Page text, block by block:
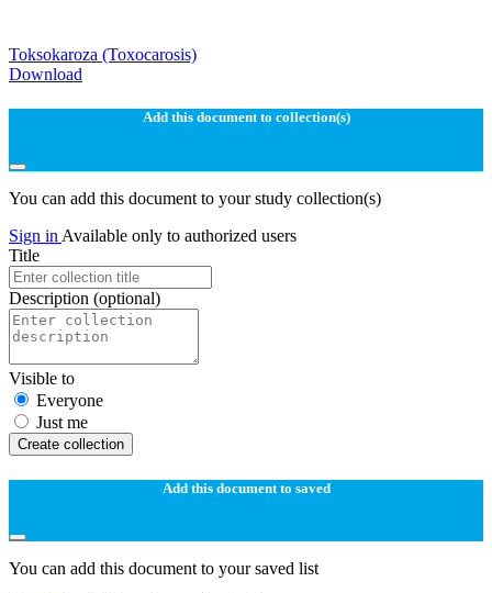
Toksokaroza (Toxocarosis)
Download
Add this document to collection(s)
You can add this document to your study collection(s)
Sign in Available only to authorized users
Title
Description (optional)
Visible to
Everyone
Just me
Create collection
Add this document to saved
You can add this document to your saved list